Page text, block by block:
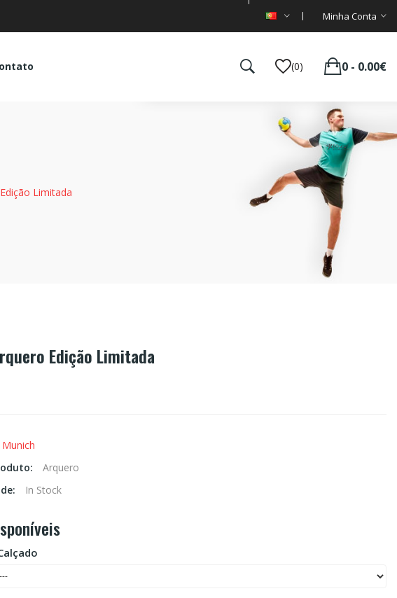
Minha Conta
(0) 0 - 0.00€
Limitada
Edição Limitada
Munich
Arquero
In Stock